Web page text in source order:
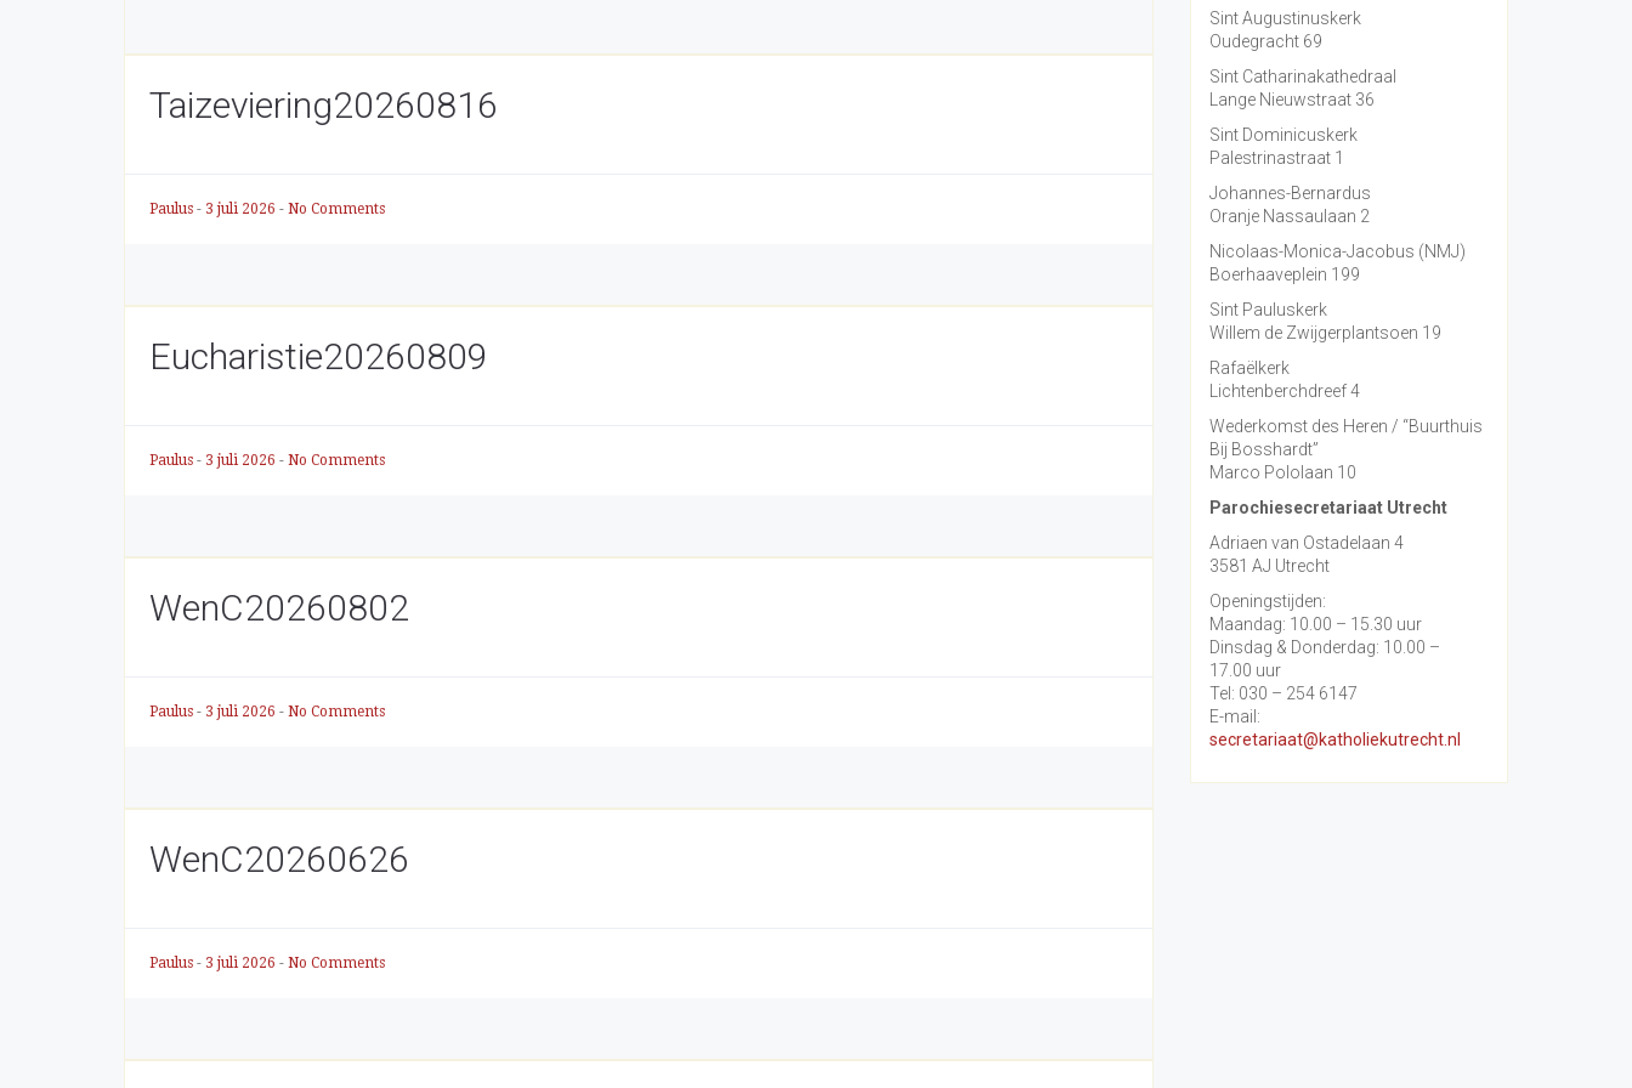
Taizeviering20260816
Paulus - 3 juli 2026 - No Comments
Eucharistie20260809
Paulus - 3 juli 2026 - No Comments
WenC20260802
Paulus - 3 juli 2026 - No Comments
WenC20260626
Paulus - 3 juli 2026 - No Comments
Sint Augustinuskerk
Oudegracht 69
Sint Catharinakathedraal
Lange Nieuwstraat 36
Sint Dominicuskerk
Palestrinastraat 1
Johannes-Bernardus
Oranje Nassaulaan 2
Nicolaas-Monica-Jacobus (NMJ)
Boerhaaveplein 199
Sint Pauluskerk
Willem de Zwijgerplantsoen 19
Rafaëlkerk
Lichtenberchdreef 4
Wederkomst des Heren / “Buurthuis
Bij Bosshardt”
Marco Pololaan 10
Parochiesecretariaat Utrecht
Adriaen van Ostadelaan 4
3581 AJ Utrecht
Openingstijden:
Maandag: 10.00 – 15.30 uur
Dinsdag & Donderdag: 10.00 –
17.00 uur
Tel: 030 – 254 6147
E-mail:
secretariaat@katholiekutrecht.nl